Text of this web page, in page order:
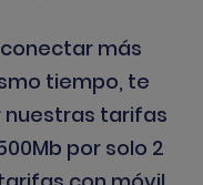
más
tiempo, te
tarifas
por solo 2